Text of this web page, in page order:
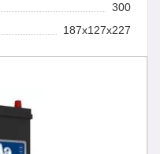
300
187x127x227